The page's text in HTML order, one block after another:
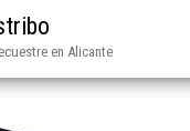
en Alicante